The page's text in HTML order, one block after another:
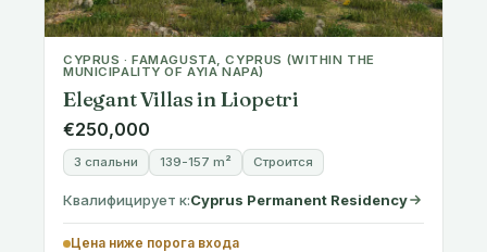
CYPRUS · FAMAGUSTA, CYPRUS (WITHIN THE
MUNICIPALITY OF AYIA NAPA)
Elegant Villas in Liopetri
€250,000
3 спальни
Квалифицирует к:Cyprus Permanent Residency
Цена ниже порога входа